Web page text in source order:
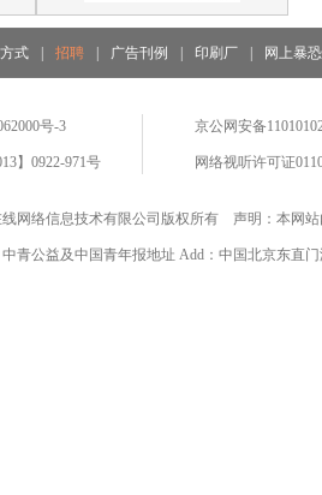
式 招聘 广告刊例 印刷厂 网上暴
号-3
】0922-971号
京公网安备
网络视听许可证
网络信息技术有限公司版权所有 声明：本网
青公益及中国青年报地址 Add：中国北京东直门